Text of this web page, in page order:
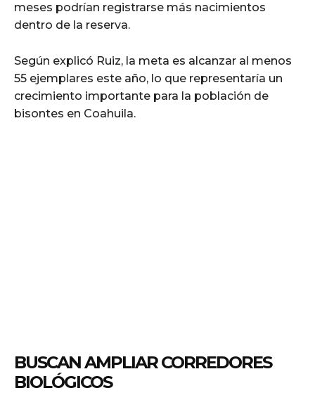
meses podrían registrarse más nacimientos
dentro de la reserva.
Según explicó Ruiz, la meta es alcanzar al menos
55 ejemplares este año, lo que representaría un
crecimiento importante para la población de
bisontes en Coahuila.
BUSCAN AMPLIAR CORREDORES
BIOLÓGICOS